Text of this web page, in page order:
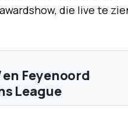
die live te
en Feyenoord
League